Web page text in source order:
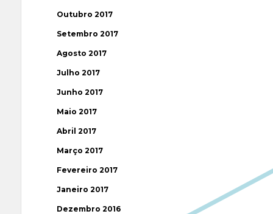
Outubro 2017
Setembro 2017
Agosto 2017
Julho 2017
Junho 2017
Maio 2017
Abril 2017
Março 2017
Fevereiro 2017
Janeiro 2017
Dezembro 2016